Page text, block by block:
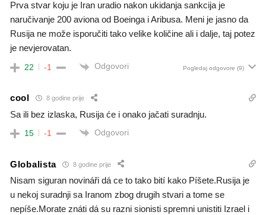
Prva stvar koju je Iran uradio nakon ukidanja sankcija je
naručivanje 200 aviona od Boeinga i Aribusa. Meni je jasno da
Rusija ne može isporučiti tako velike količine ali i dalje, taj potez
je nevjerovatan.
22 -1 Odgovori Pogledaj odgovore (9)
cool 8 godine prije
Sa ili bez izlaska, Rusija će i onako jačati suradnju.
15 -1 Odgovori
Globalista 8 godine prije
Nisam siguran novináři dá ce to tako bití kako Píšete.Rusija je
u nekoj suradnji sa Iranom zbog drugih stvari a tome se
nepíše.Morate znáti dá su razni sionisti spremni unistiti Izrael i